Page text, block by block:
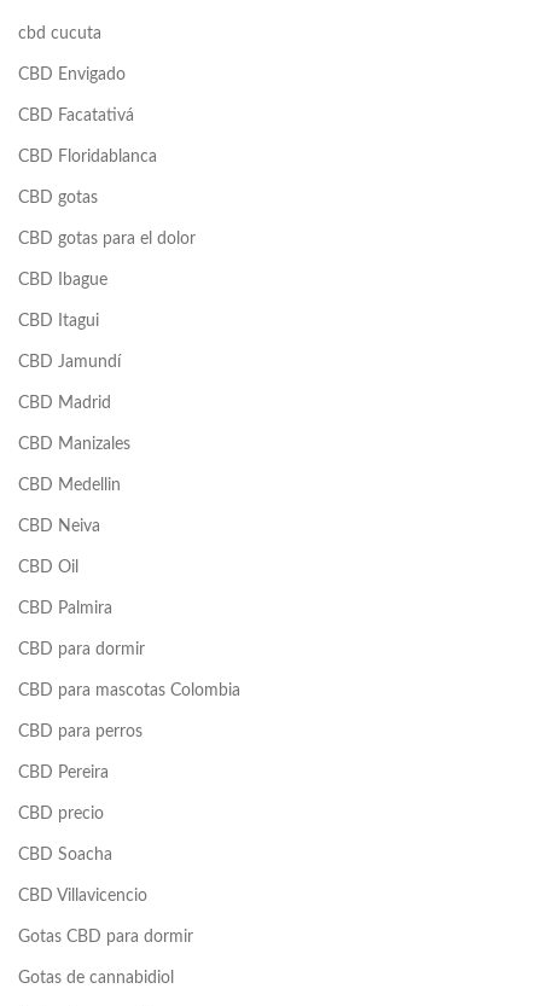
cbd cucuta
CBD Envigado
CBD Facatativá
CBD Floridablanca
CBD gotas
CBD gotas para el dolor
CBD Ibague
CBD Itagui
CBD Jamundí
CBD Madrid
CBD Manizales
CBD Medellin
CBD Neiva
CBD Oil
CBD Palmira
CBD para dormir
CBD para mascotas Colombia
CBD para perros
CBD Pereira
CBD precio
CBD Soacha
CBD Villavicencio
Gotas CBD para dormir
Gotas de cannabidiol